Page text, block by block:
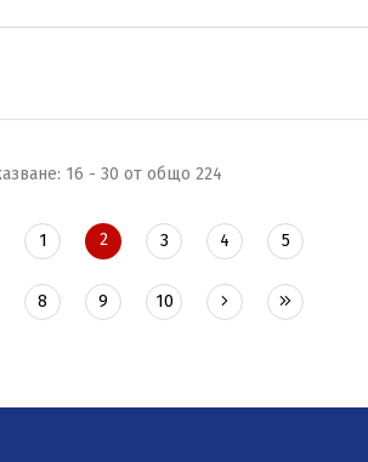
16 - 30 от общо 224
1 2 3 4 5
8 9 10